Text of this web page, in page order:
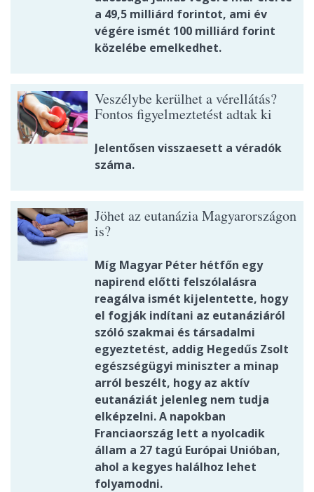
a 49,5 milliárd forintot, ami év
végére ismét 100 milliárd forint
közelébe emelkedhet.
Veszélybe kerülhet a vérellátás?
Fontos figyelmeztetést adtak ki
Jelentősen visszaesett a véradók
száma.
Jöhet az eutanázia Magyarországon
is?
Míg Magyar Péter hétfőn egy
napirend előtti felszólalásra
reagálva ismét kijelentette, hogy
el fogják indítani az eutanáziáról
szóló szakmai és társadalmi
egyeztetést, addig Hegedűs Zsolt
egészségügyi miniszter a minap
arról beszélt, hogy az aktív
eutanáziát jelenleg nem tudja
elképzelni. A napokban
Franciaország lett a nyolcadik
állam a 27 tagú Európai Unióban,
ahol a kegyes halálhoz lehet
folyamodni.